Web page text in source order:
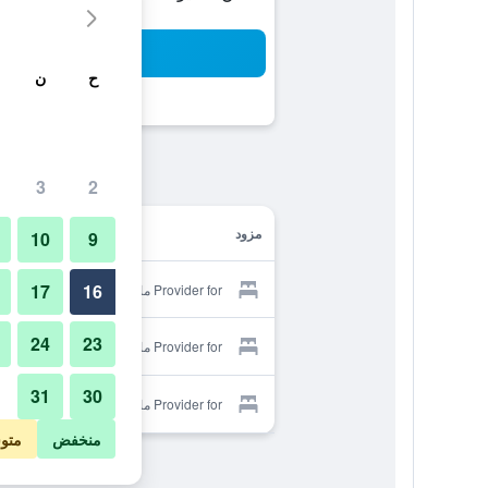
مزود
Provider for ماندارين هوتل قوانجتشو
Provider for ماندارين هوتل قوانجتشو
Provider for ماندارين هوتل قوانجتشو
ح ن
2
3
9
10
16
17
23
24
30
31
منخفض